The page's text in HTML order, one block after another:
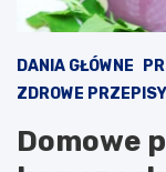
DANIA GŁÓWNE
ZDROWE PRZEPISY
Domowe